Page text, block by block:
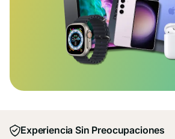
Experiencia Sin Preocupaciones